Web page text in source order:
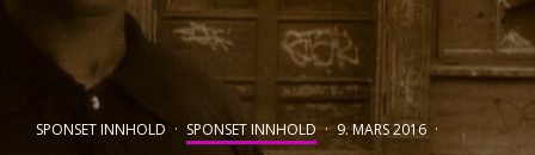
SPONSET INNHOLD · SPONSET INNHOLD · 9. MARS 2016 ·